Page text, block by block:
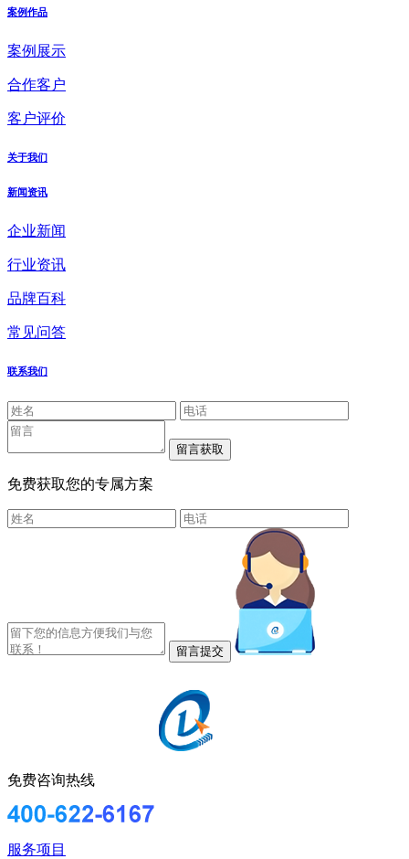
案例作品
案例展示
合作客户
客户评价
关于我们
新闻资讯
企业新闻
行业资讯
品牌百科
常见问答
联系我们
免费获取您的专属方案
免费咨询热线
服务项目